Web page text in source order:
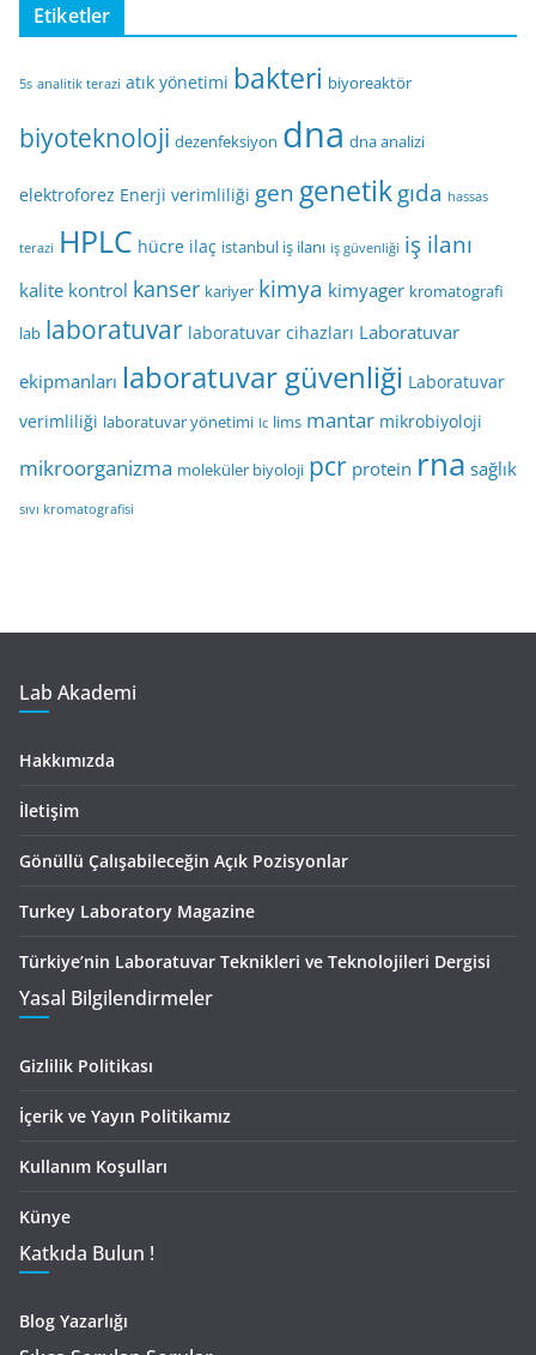
Etiketler
5s analitik terazi atık yönetimi bakteri biyoreaktör
biyoteknoloji dezenfeksiyon dna dna analizi
elektroforez Enerji verimliliği gen genetikgıda hassas
terazi HPLC hücre ilaç istanbul iş ilanı iş güvenliği iş ilanı
kalite kontrol kanser kariyer kimya kimyager kromatografi
lab laboratuvar laboratuvar cihazları Laboratuvar
ekipmanları laboratuvar güvenliği Laboratuvar
verimliliği laboratuvar yönetimi lc lims mantar mikrobiyoloji
mikroorganizma moleküler biyoloji pcr protein rna sağlık
sıvı kromatografisi
Lab Akademi
Hakkımızda
İletişim
Gönüllü Çalışabileceğin Açık Pozisyonlar
Turkey Laboratory Magazine
Türkiye’nin Laboratuvar Teknikleri ve Teknolojileri Dergisi
Yasal Bilgilendirmeler
Gizlilik Politikası
İçerik ve Yayın Politikamız
Kullanım Koşulları
Künye
Katkıda Bulun !
Blog Yazarlığı